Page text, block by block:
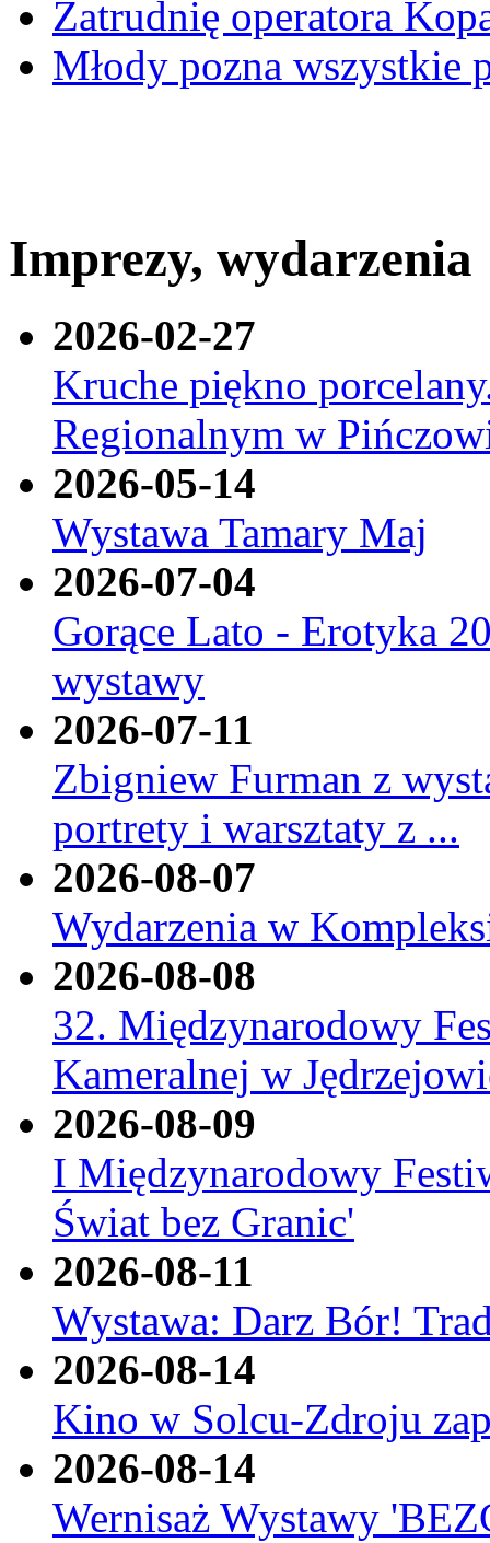
Zatrudnię operatora
Młody pozna wszystkie
Imprezy, wydarzenia
2026-02-27
Kruche piękno
Regionalnym w
2026-05-14
Wystawa Tamary Maj
2026-07-04
Gorące Lato - Erotyka
wystawy
2026-07-11
Zbigniew Furman z
portrety i warsztaty z ...
2026-08-07
Wydarzenia w
2026-08-08
32. Międzynarodowy
Kameralnej w
2026-08-09
I Międzynarodowy
Świat bez Granic'
2026-08-11
Wystawa: Darz Bór!
2026-08-14
Kino w Solcu-Zdroju
2026-08-14
Wernisaż Wystawy